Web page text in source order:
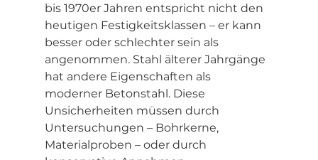
bis 1970er Jahren entspricht nicht den
heutigen Festigkeitsklassen – er kann
besser oder schlechter sein als
angenommen. Stahl älterer Jahrgänge
hat andere Eigenschaften als
moderner Betonstahl. Diese
Unsicherheiten müssen durch
Untersuchungen – Bohrkerne,
Materialproben – oder durch